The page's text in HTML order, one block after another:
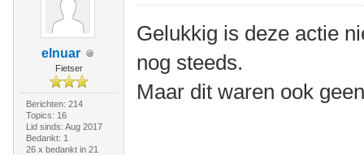
elnuar
Fietser
Berichten: 214
Topics: 16
Lid sinds: Aug 2017
Bedankt: 1
26 x bedankt in 21
Gelukkig is deze actie
nog steeds.
Maar dit waren ook